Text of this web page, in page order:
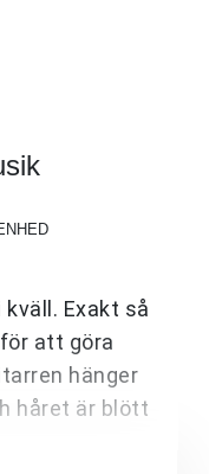
Exakt så
att göra
hänger
håret är blött